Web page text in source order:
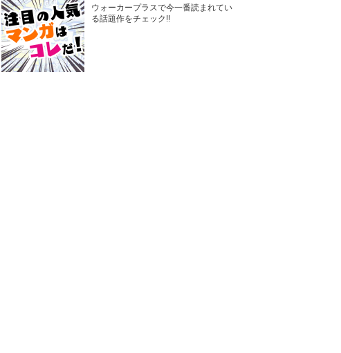
ウォーカープラスで今一番読まれてい
る話題作をチェック!!